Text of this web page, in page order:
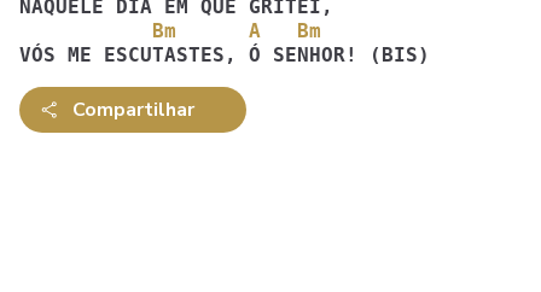
           Bm      A   Bm
VÓS ME ESCUTASTES, Ó SENHOR! (BIS)
Compartilhar